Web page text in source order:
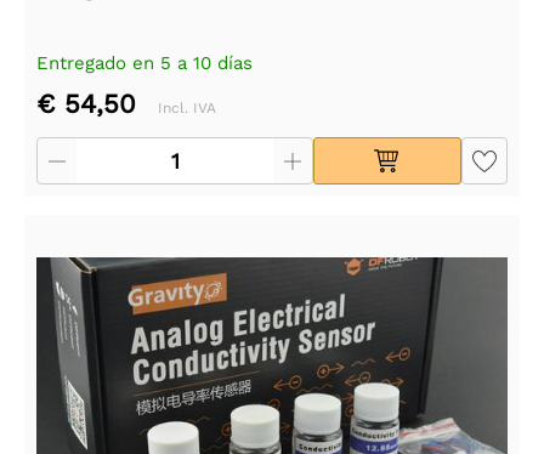
Entregado en 5 a 10 días
€ 54,50 Incl. IVA